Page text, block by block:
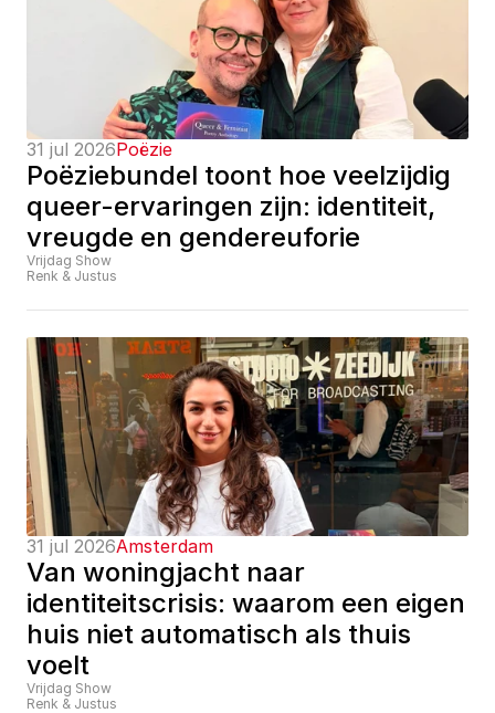
31 jul 2026Poëzie
Poëziebundel toont hoe veelzijdig
queer-ervaringen zijn: identiteit,
vreugde en gendereuforie
Vrijdag Show
Renk & Justus
31 jul 2026Amsterdam
Van woningjacht naar
identiteitscrisis: waarom een eigen
huis niet automatisch als thuis
voelt
Vrijdag Show
Renk & Justus